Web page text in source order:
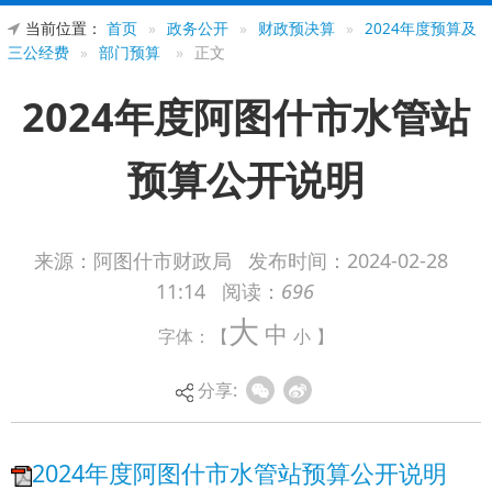
当前位置： 首页 » 政务公开 » 财政预决算 »
2024年度预算及
三公经费 » 部门预算 » 正文
2024年度阿图什市水管站
预算公开说明
来源：阿图什市财政局 发布时间： 2024-02-28
11:14
阅读： 696
字体：【大 中 小 】
分享:
2024年度阿图什市水管站预算公开说明